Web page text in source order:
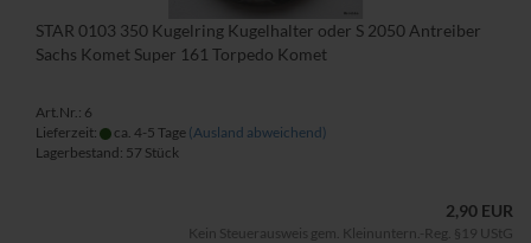
STAR 0103 350 Kugelring Kugelhalter oder S 2050 Antreiber
Sachs Komet Super 161 Torpedo Komet
Art.Nr.: 6
Lieferzeit:
ca. 4-5 Tage (Ausland abweichend)
Lagerbestand: 57 Stück
2,90 EUR
Kein Steuerausweis gem. Kleinuntern.-Reg. §19 UStG